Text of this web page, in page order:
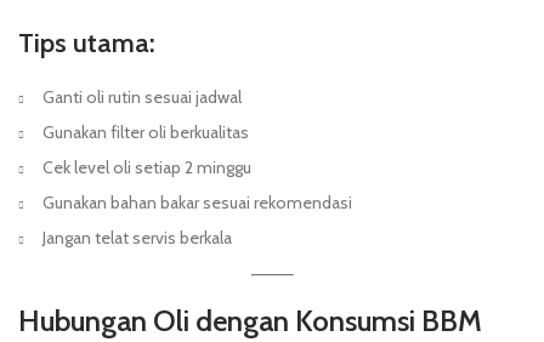
Tips utama:
Ganti oli rutin sesuai jadwal
Gunakan filter oli berkualitas
Cek level oli setiap 2 minggu
Gunakan bahan bakar sesuai rekomendasi
Jangan telat servis berkala
Hubungan Oli dengan Konsumsi BBM